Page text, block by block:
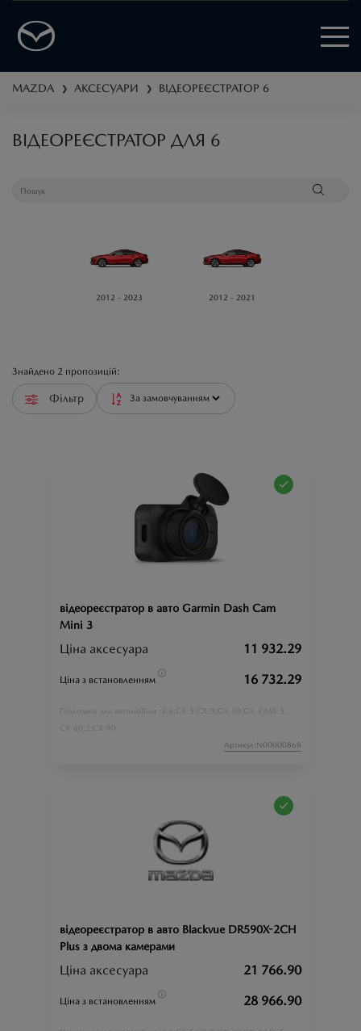
MAZDA ❯ АКСЕСУАРИ ❯ ВІДЕОРЕЄСТРАТОР 6
ВІДЕОРЕЄСТРАТОР ДЛЯ 6
2012 - 2023 2012 - 2021
Знайдено 2 пропозицій:
Фільтр
відеореєстратор в авто Garmin Dash Cam
Mini 3
Ціна аксесуара 11 932.29
Ціна з встановленням 16 732.29
Підходить для автомобіля : 3; 6; CX-5; CX-9; CX-30; CX-3;
MX-5;
CX-60;
2; CX-90;
Артикул:N00000868
відеореєстратор в авто Blackvue DR590X-2CH
Plus з двома камерами
Ціна аксесуара 21 766.90
Ціна з встановленням 28 966.90